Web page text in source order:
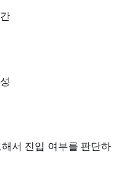
서 진입 여부를 판단하